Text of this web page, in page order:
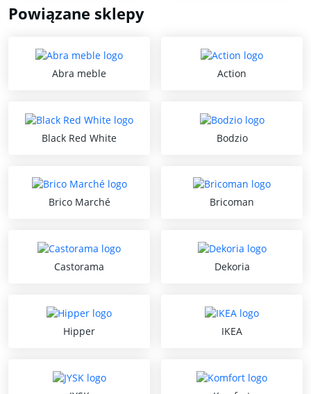
Powiązane sklepy
Abra meble Action
Black Red White Bodzio
Brico Marché Bricoman
Castorama Dekoria
Hipper IKEA